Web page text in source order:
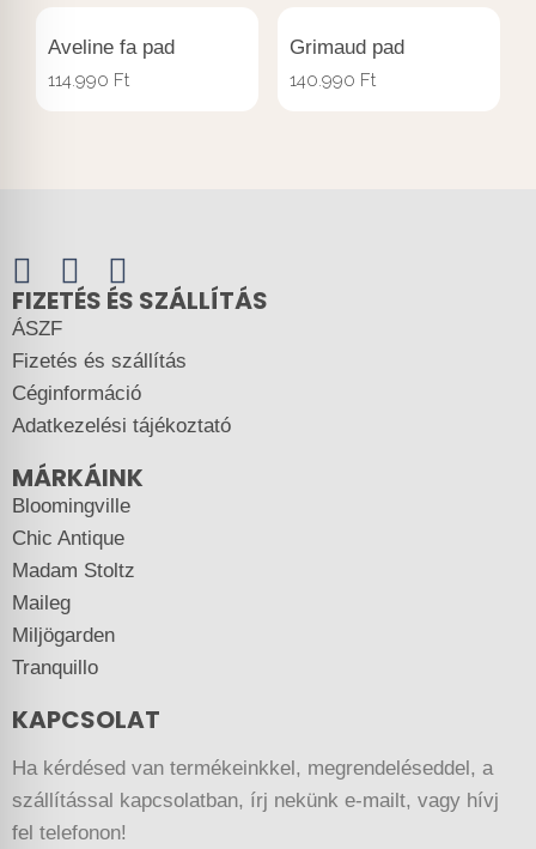
Aveline fa pad
114.990 Ft
Grimaud pad
140.990 Ft
FIZETÉS ÉS SZÁLLÍTÁS
ÁSZF
Fizetés és szállítás
Céginformáció
Adatkezelési tájékoztató
MÁRKÁINK
Bloomingville
Chic Antique
Madam Stoltz
Maileg
Miljögarden
Tranquillo
KAPCSOLAT
Ha kérdésed van termékeinkkel, megrendeléseddel, a
szállítással kapcsolatban, írj nekünk e-mailt, vagy hívj
fel telefonon!